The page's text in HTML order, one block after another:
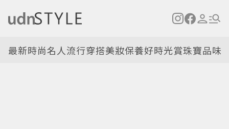
最新時尚名人流行穿搭美妝保養好時光賞珠寶品味